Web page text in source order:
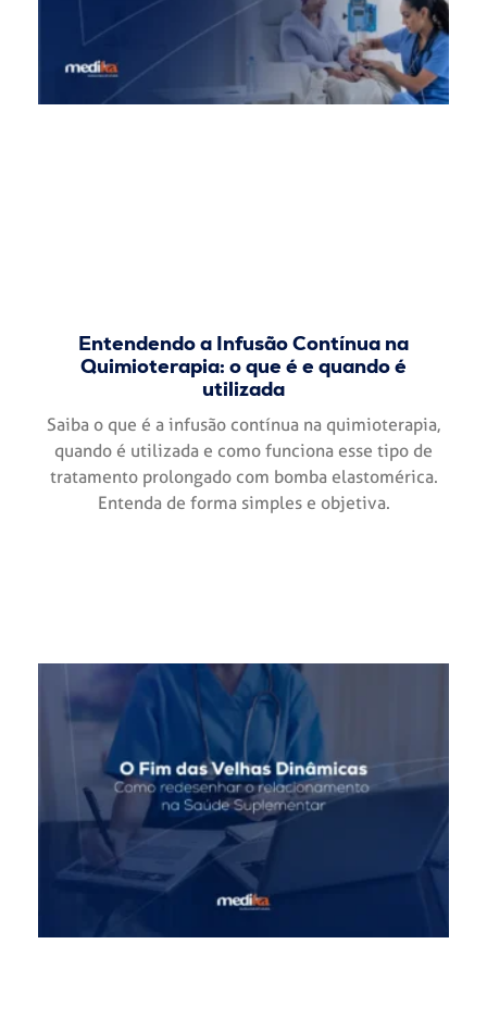
Entendendo a Infusão Contínua na
Quimioterapia: o que é e quando é
utilizada
Saiba o que é a infusão contínua na quimioterapia,
quando é utilizada e como funciona esse tipo de
tratamento prolongado com bomba elastomérica.
Entenda de forma simples e objetiva.